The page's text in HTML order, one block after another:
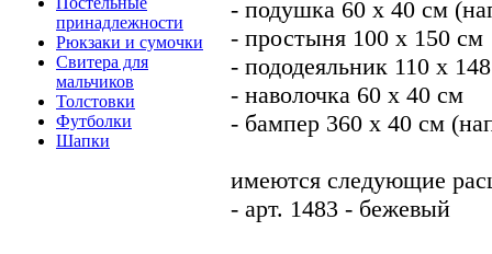
принадлежности
Рюкзаки и сумочки
Свитера для
мальчиков
Толстовки
Футболки
Шапки
- подушка 60 х 40 см
- простыня 100 х 150 см
- пододеяльник 110 х
- наволочка 60 х 40 см
- бампер 360 х 40 см
имеются следующие
- арт. 1483 - бежевый